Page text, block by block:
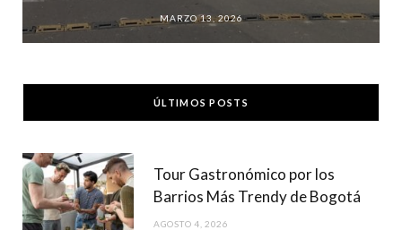
MARZO 13, 2026
ÚLTIMOS POSTS
Tour Gastronómico por los
Barrios Más Trendy de Bogotá
AGOSTO 4, 2026